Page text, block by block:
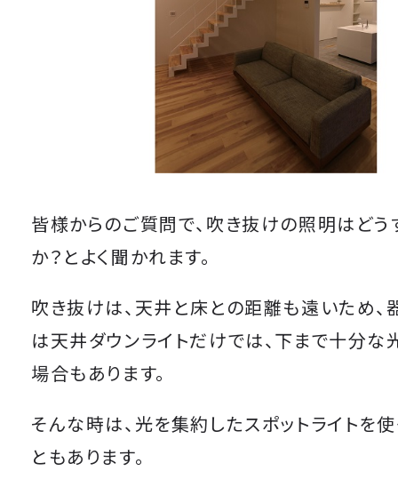
皆様からのご質問で、吹き抜けの照明はどう
か？とよく聞かれます。
吹き抜けは、天井と床との距離も遠いため、
は天井ダウンライトだけでは、下まで十分
場合もあります。
そんな時は、光を集約したスポットライトを
ともあります。